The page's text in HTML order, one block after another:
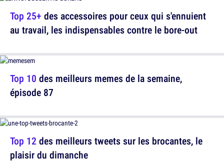
Top 10 des meilleurs memes de la semaine,
épisode 87
Top 25+ des accessoires pour ceux qui s'ennuient
au travail, les indispensables contre le bore-out
Top 12 des meilleurs tweets sur les brocantes, le
plaisir du dimanche